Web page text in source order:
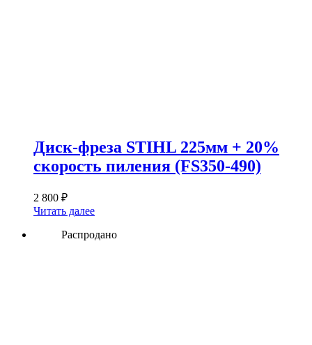
Диск-фреза STIHL 225мм + 20%
скорость пиления (FS350-490)
2 800 ₽
Читать далее
Распродано